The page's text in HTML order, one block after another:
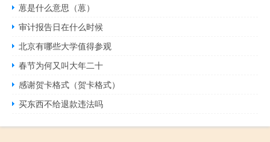
葸是什么意思（葸）
审计报告日在什么时候
北京有哪些大学值得参观
春节为何又叫大年二十
感谢贺卡格式（贺卡格式）
买东西不给退款违法吗